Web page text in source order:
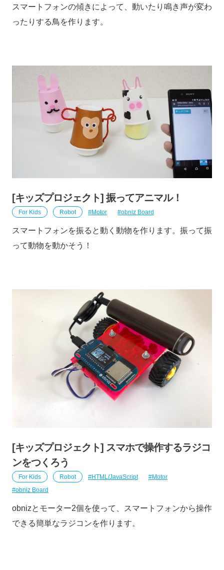
スマートフォンの傾きによって、動いたり鳴き声が変わ
ったりする鳥を作ります。
[キッズプロジェクト] 振ってアニマル！
For Kids Robot Motor obniz Board
スマートフォンを振ると動く動物を作ります。振って振
って動物を動かそう！
[キッズプロジェクト] スマホで操作するラジコ
ンをつくろう
For Kids Robot HTML/JavaScript
Motor
obniz Board
obnizとモーター2個を使って、スマートフォンから操作
できる簡単なラジコンを作ります。